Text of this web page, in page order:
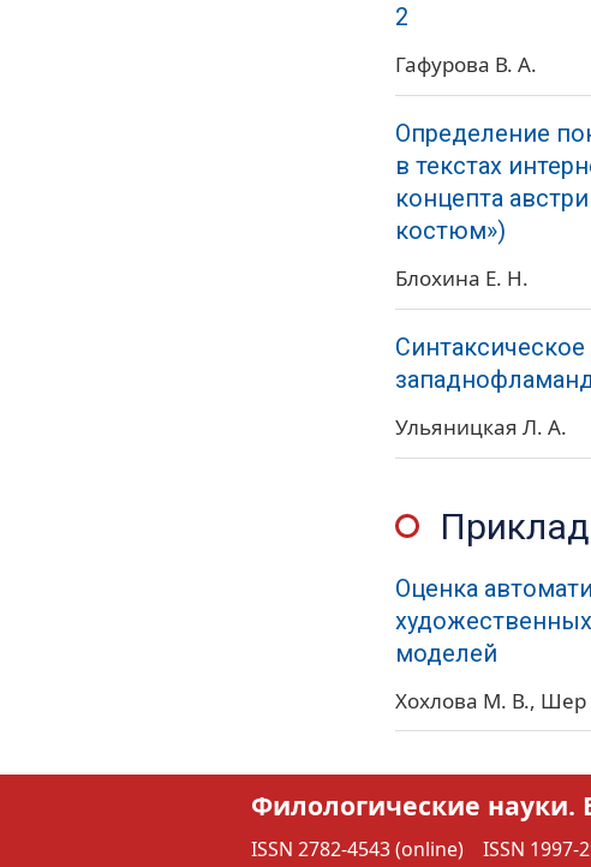
2
Гафурова В. А.
Определение
в текстах
концепта
костюм»)
Блохина Е. Н.
Ульяницкая Л. А.
Оценка
моделей
Хохлова М. В. Шер
Филологические науки.
ISSN 2782-4543 (online) ISSN 1997-